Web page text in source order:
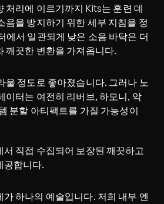
처리에 이르기까지 Kits는 훈련 데
음을 방지하기 위한 세부 지침을 정
에서 일관되게 낮은 소음 바닥은 더
깨끗한 변환을 가져옵니다.
울 정도로 좋아졌습니다. 그러나 노
이터는 여전히 리버브, 하모니, 악
분할 아티팩트를 가질 가능성이
직접 수집되어 보장된 깨끗하고
공합니다.
하나의 예술입니다. 저희 내부 엔